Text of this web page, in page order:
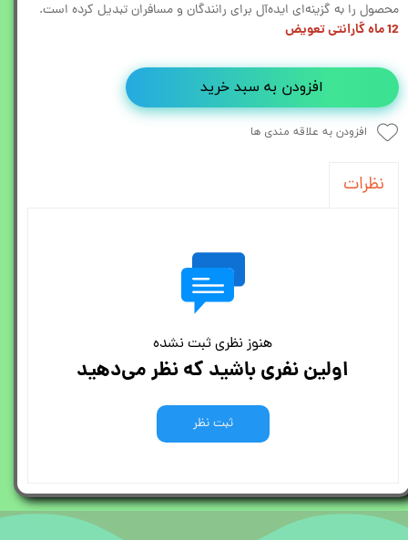
محصول را به گزینه‌ای ایده‌آل برای رانندگان و مسافران تبدیل کرده است.
12 ماه گارانتی تعویض
افزودن به سبد خرید
افزودن به علاقه مندی ها
نظرات
هنوز نظری ثبت نشده
اولین نفری باشید که نظر می‌دهید
ثبت نظر